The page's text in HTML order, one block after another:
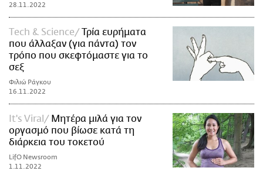
28.11.2022
Τech & Science
Τρία ευρήματα
που άλλαξαν (για πάντα) τον
τρόπο που σκεφτόμαστε για το
σεξ
Φιλιώ Ράγκου
16.11.2022
It's Viral
Μητέρα μιλά για τον
οργασμό που βίωσε κατά τη
διάρκεια του τοκετού
LifO Newsroom
1.11.2022